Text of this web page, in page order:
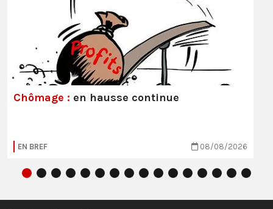
Chômage : en hausse continue
EN BREF 08/08/2026